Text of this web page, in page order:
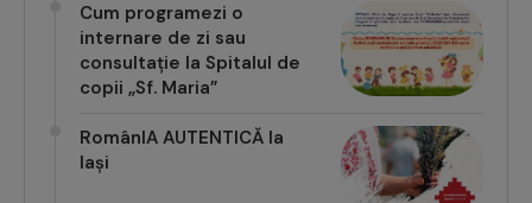
Cum programezi o
internare de zi sau
consultație la Spitalul de
copii „Sf. Maria”
RomânIA AUTENTICĂ la
Iași